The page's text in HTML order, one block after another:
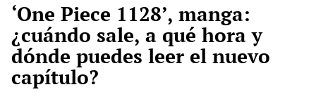
‘One Piece 1128’, manga:
¿cuándo sale, a qué hora y
dónde puedes leer el nuevo
capítulo?